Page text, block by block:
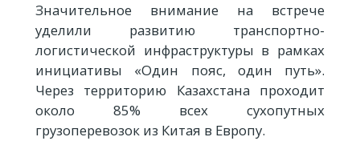
Значительное внимание на встрече
уделили развитию транспортно-
логистической инфраструктуры в рамках
инициативы «Один пояс, один путь».
Через территорию Казахстана проходит
около 85% всех сухопутных
грузоперевозок из Китая в Европу.